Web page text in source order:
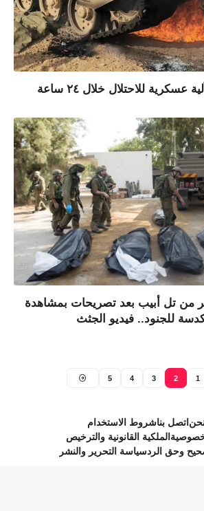
من تل أبيب بعد تصريحات بمشاهدة
للجنود.. فيديو الجثث
1
2
3
4
5
اتصل بناشروط الاستخدام
الملكية القانونية والترخيص
وحق الردسياسة التحرير والنشر